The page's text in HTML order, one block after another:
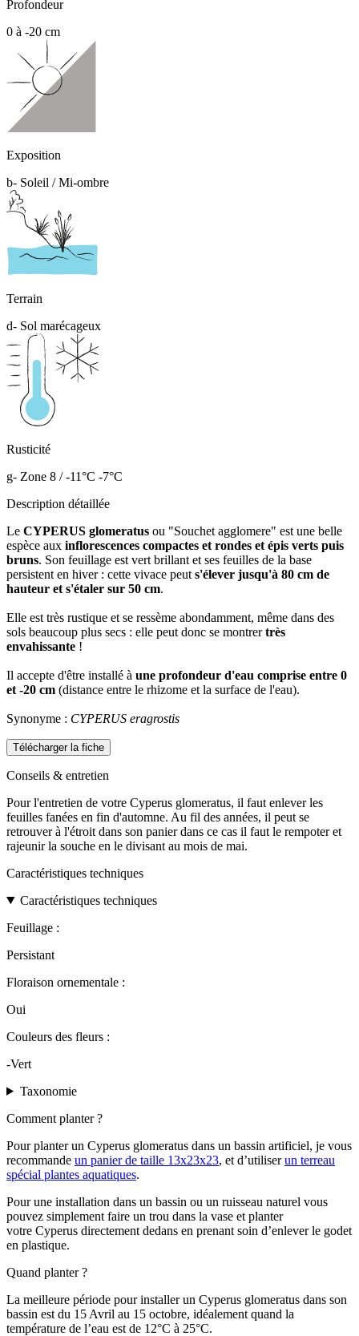
Profondeur
0 à -20 cm
Exposition
b- Soleil / Mi-ombre
Terrain
d- Sol marécageux
Rusticité
g- Zone 8 / -11°C -7°C
Description détaillée
Le CYPERUS glomeratus ou "Souchet agglomere" est une belle
espèce aux inflorescences compactes et rondes et épis verts puis
bruns. Son feuillage est vert brillant et ses feuilles de la base
persistent en hiver : cette vivace peut s'élever jusqu'à 80 cm de
hauteur et s'étaler sur 50 cm.
Elle est très rustique et se ressème abondamment, même dans des
sols beaucoup plus secs : elle peut donc se montrertrès
envahissante !
Il accepte d'être installé à une profondeur d'eau comprise entre 0
et -20 cm (distance entre le rhizome et la surface de l'eau).
Synonyme : CYPERUS eragrostis
Télécharger la fiche
Conseils & entretien
Pour l'entretien de votre Cyperus glomeratus, il faut enlever les
feuilles fanées en fin d'automne. Au fil des années, il peut se
retrouver à l'étroit dans son panier dans ce cas il faut le rempoter et
rajeunir la souche en le divisant au mois de mai.
Caractéristiques techniques
Caractéristiques techniques
Feuillage :
Persistant
Floraison ornementale :
Oui
Couleurs des fleurs :
-Vert
Taxonomie
Comment planter ?
Pour planter un Cyperus glomeratus dans un bassin artificiel, je vous
recommande un panier de taille 13x23x23, et d’utiliserun terreau
spécial plantes aquatiques.
Pour une installation dans un bassin ou un ruisseau naturel vous
pouvez simplement faire un trou dans la vase et planter
votre Cyperus directement dedans en prenant soin d’enlever le godet
en plastique.
Quand planter ?
La meilleure période pour installer un Cyperus glomeratus dans son
bassin est du 15 Avril au 15 octobre, idéalement quand la
température de l’eau est de 12°C à 25°C.